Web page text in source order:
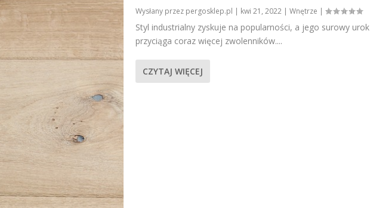
Wysłany przez pergosklep.pl | kwi 21, 2022| Wnętrze |
Styl industrialny zyskuje na popularności, a jego surowy urok
przyciąga coraz więcej zwolenników....
CZYTAJ WIĘCEJ